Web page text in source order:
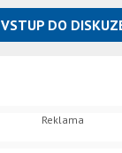
VSTUP DO